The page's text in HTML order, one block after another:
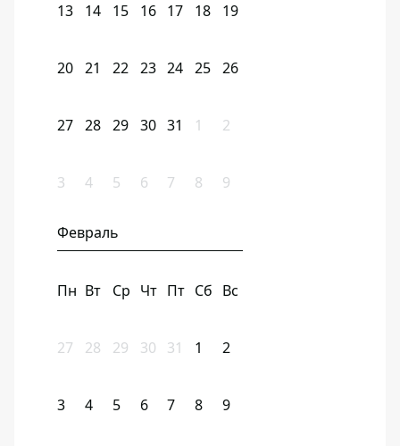
13 14 15 16 17 18 19
20 21 22 23 24 25 26
27 28 29 30 31 1 2
3 4 5 6 7 8 9
Февраль
Пн Вт Ср Чт Пт Сб Вс
27 28 29 30 31 1 2
3 4 5 6 7 8 9